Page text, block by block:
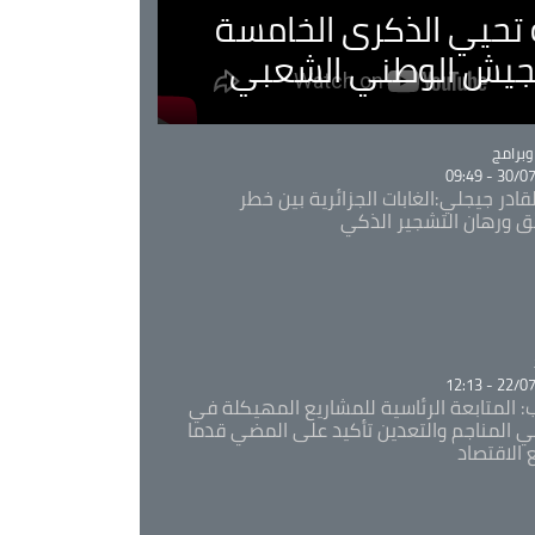
تحيي الذكرى الخامسة
الوطني الشعبي
30/07/
جيجلي:الغابات الجزائرية بين خطر
ورهان التشجير الذكي
22/07/
المتابعة الرئاسية للمشاريع المهيكلة في
المناجم والتعدين تأكيد على المضي قدما
الاقتصاد